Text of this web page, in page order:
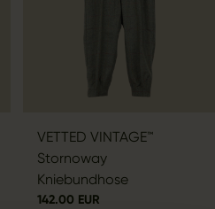
VETTED VINTAGE™
Stornoway
Kniebundhose
142.00 EUR